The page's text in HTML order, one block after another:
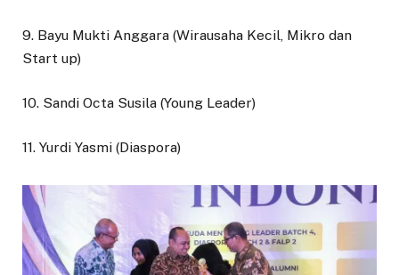
9. Bayu Mukti Anggara (Wirausaha Kecil, Mikro dan
Start up)
10. Sandi Octa Susila (Young Leader)
11. Yurdi Yasmi (Diaspora)